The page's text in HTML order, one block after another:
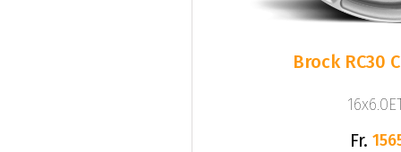
Brock RC30
Fr.